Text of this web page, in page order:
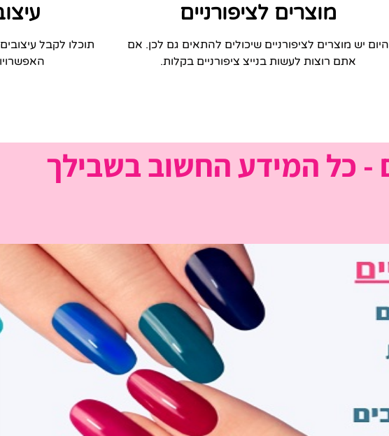
מוצרים לציפורניים
היום יש מוצרים לציפורניים שיכולים להתאים גם לכן. אם
אתם רוצות לעשות בנייצ ציפורניים בקלות.
תוכלו לקבל
- כל המידע החשוב בשבילך